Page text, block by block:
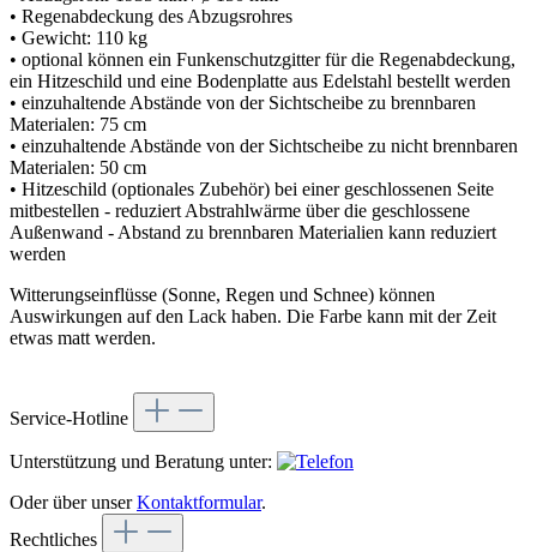
• Regenabdeckung des Abzugsrohres
• Gewicht: 110 kg
• optional können ein Funkenschutzgitter für die Regenabdeckung,
ein Hitzeschild und eine Bodenplatte aus Edelstahl bestellt werden
• einzuhaltende Abstände von der Sichtscheibe zu brennbaren
Materialen: 75 cm
• einzuhaltende Abstände von der Sichtscheibe zu nicht brennbaren
Materialen: 50 cm
• Hitzeschild (optionales Zubehör) bei einer geschlossenen Seite
mitbestellen - reduziert Abstrahlwärme über die geschlossene
Außenwand - Abstand zu brennbaren Materialien kann reduziert
werden
Witterungseinflüsse (Sonne, Regen und Schnee) können
Auswirkungen auf den Lack haben. Die Farbe kann mit der Zeit
etwas matt werden.
Service-Hotline
Unterstützung und Beratung unter:
Oder über unserKontaktformular.
Rechtliches